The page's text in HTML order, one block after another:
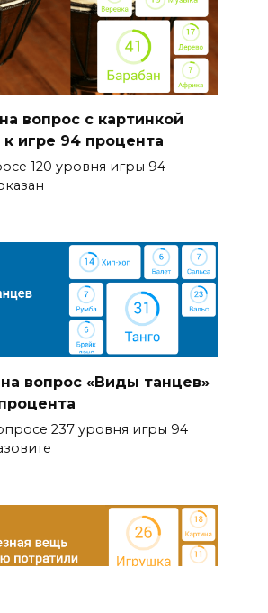
вопрос с картинкой
к игре 94 процента
120 уровня игры 94
вопрос «Виды танцев»
237 уровня игры 94